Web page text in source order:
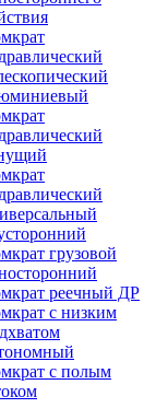
грузовой
реечный ДР
с низким
с полым